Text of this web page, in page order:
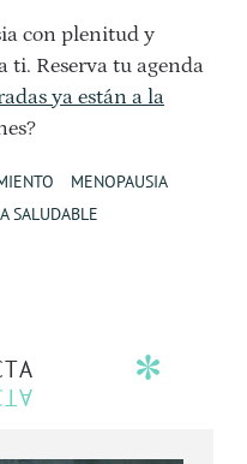
con plenitud y
ti. Reserva tu agenda
ya están a la
MENOPAUSIA
SALUDABLE